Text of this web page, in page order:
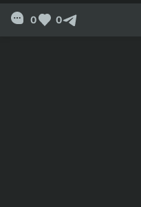
0 0